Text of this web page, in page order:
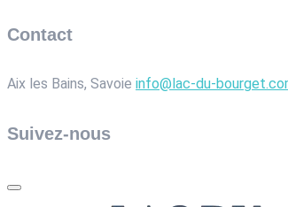
Contact
Aix les Bains, Savoie info@lac-du-
Suivez-nous